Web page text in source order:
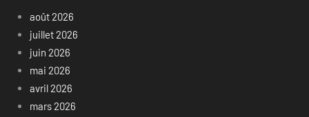
août 2026
juillet 2026
juin 2026
mai 2026
avril 2026
mars 2026